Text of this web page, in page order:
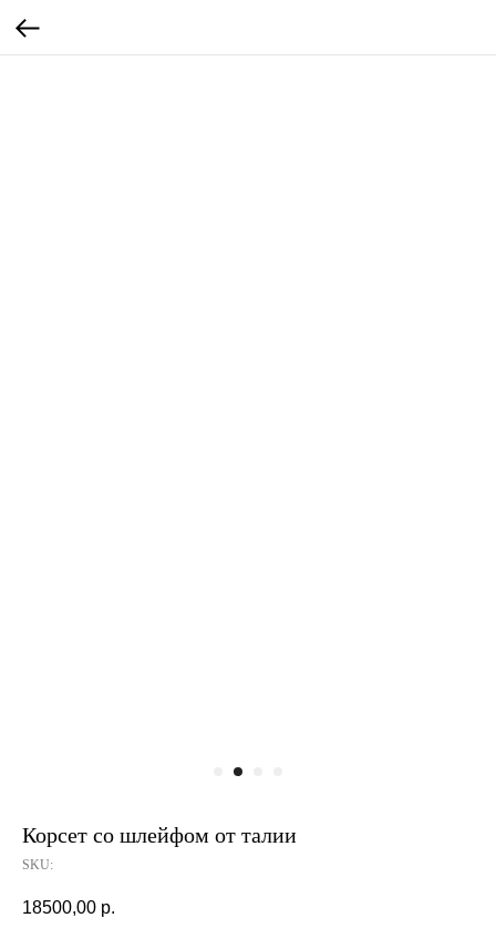
Корсет со шлейфом от талии
SKU:
18500,00 р.